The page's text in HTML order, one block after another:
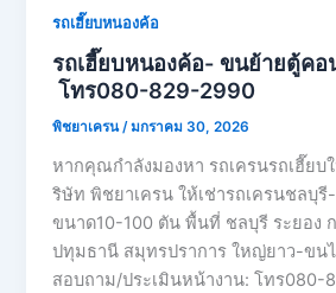
รถเฮี๊ยบหนองค้อ
รถเฮี๊ยบหนองค้อ- ขนย้ายตู้คอ
โทร080-829-2990
พิชยาเครน/มกราคม 30, 2026
หากคุณกำลังมองหา รถเครนรถเฮี๊ยบใ
ริษัท พิชยาเครน ให้เช่ารถเครนชลบุรี
ขนาด10-100 ตัน พื้นที่ ชลบุรี ระยอง
ปทุมธานี สมุทรปราการ ใหญ่ยาว-ขน
สอบถาม/ประเมินหน้างาน: โทร